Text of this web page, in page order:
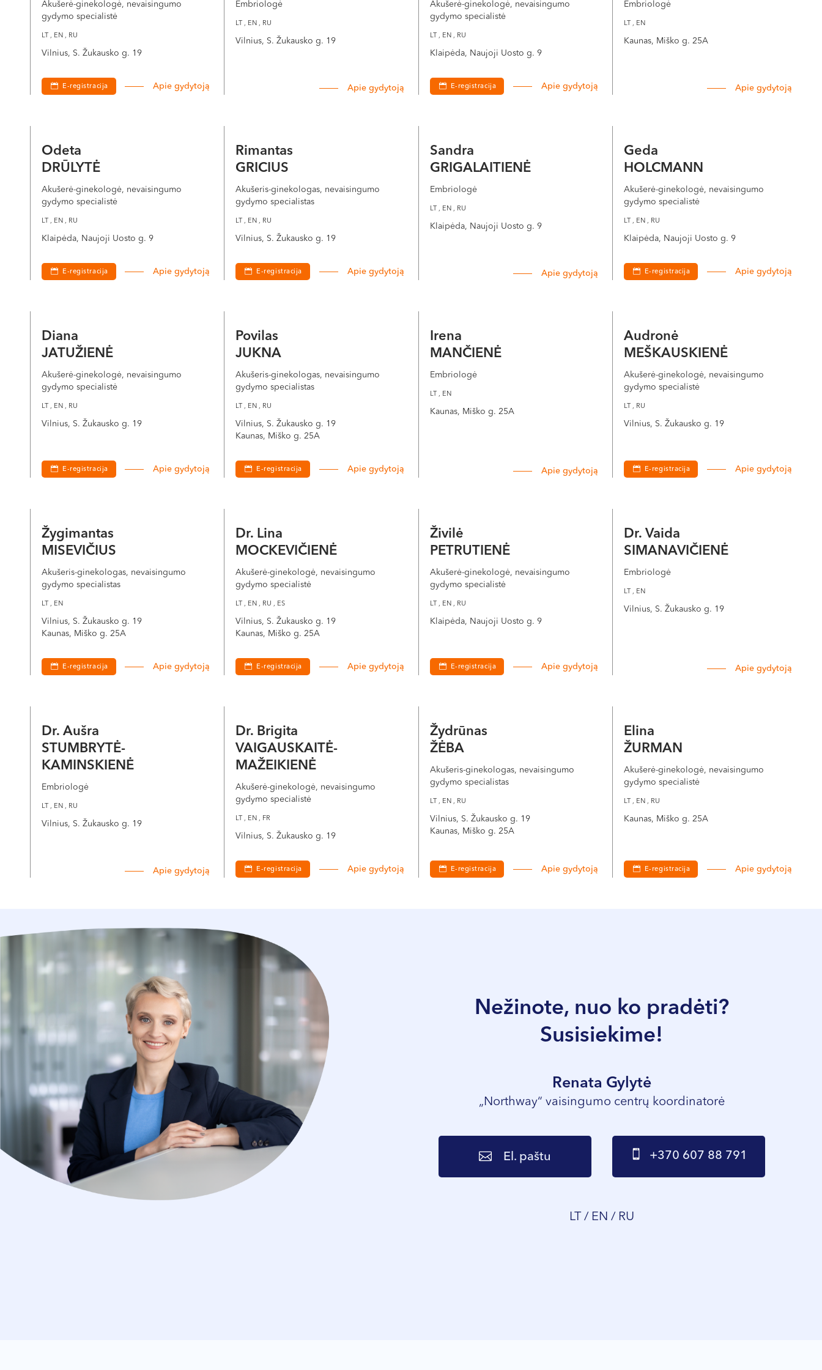
4. Kiaušialąsčių paėmimas – kiaušidžių punkcija
Kiaušidžių punkcija, tai procedūra, kurios metu, taikant bendrąją nejautrą, ultragarso kontrolėje per makštį specialia adata kiaušialąstės išsiurbiamos iš folikulų.
Kiaušialąsčių paėmimas yra minimaliai invazinė procedūra, kuri paprastai trunka mažiau nei 15 minučių. Kitą dieną pacientės paprastai gali atnaujinti įprastą veiklą.
5. Apvaisinimas laboratorijoje
tam tikroje temperatūroje ir drėgmėje. Po 16-18 valandų vertinama, ar įvyko apsivaisinimas.
Neretai pagalbinio apvaisinimo metu naudojama intracitoplazminė spermatozoido injekcija (ICSI). ICSI metu embriologas labai plona adata į kiekvieną kiaušialąstę
suleidžia vieną sveiką spermatozoidą, kad būtų pradėtas apvaisinimas. Šis metodas gali būti naudojamas, kai yra prasta partnerio spermos kokybė, nepakankamas
spermatozoidų kiekis ar yra kitų indikuotinų vaisingumo problemų.
6. Embrionų perkėlimas / šaldytų embrionų perkėlimas
parenkamas geriausios kokybės embrionas. Perkeliami gali būti antros-penktos dienos embrionai.
Perkėlimo metu, ultragarso kontrolėje gydytojas perkelia embrioną į gimdą naudojant mažą kateterį, nukreiptą per pacientės gimdos kaklelį. Procedūra paprastai yra
neskausminga, tačiau gali sukelti nedidelį maudimą.
Jei yra papildomų gyvybingų embrionų, kurie nenaudojami perkėlimo metu, jie gali likti užšaldyti vėlesniam naudojimui. Maždaug po dviejų savaičių pacientei bus atliktas
nėštumo testas, kad būtų patvirtintas nėštumas.
Akušerė-ginekologė, nevaisingumo
gydymo specialistė
LT , EN , RU
Vilnius, S. Žukausko g. 19
E-registracija Apie gydytoją
Embriologė
LT , EN , RU
Vilnius, S. Žukausko g. 19
Apie gydytoją
Akušerė-ginekologė, nevaisingumo
gydymo specialistė
LT , EN , RU
Klaipėda, Naujoji Uosto g. 9
E-registracija Apie gydytoją
Embriologė
LT , EN
Kaunas, Miško g. 25A
Apie gydytoją
Odeta
DRŪLYTĖ
Akušerė-ginekologė, nevaisingumo
gydymo specialistė
LT , EN , RU
Klaipėda, Naujoji Uosto g. 9
E-registracija Apie gydytoją
Rimantas
GRICIUS
Akušeris-ginekologas, nevaisingumo
gydymo specialistas
LT , EN , RU
Vilnius, S. Žukausko g. 19
E-registracija Apie gydytoją
Sandra
GRIGALAITIENĖ
Embriologė
LT , EN , RU
Klaipėda, Naujoji Uosto g. 9
Apie gydytoją
Geda
HOLCMANN
Akušerė-ginekologė, nevaisingumo
gydymo specialistė
LT , EN , RU
Klaipėda, Naujoji Uosto g. 9
E-registracija Apie gydytoją
Diana
JATUŽIENĖ
Akušerė-ginekologė, nevaisingumo
gydymo specialistė
LT , EN , RU
Vilnius, S. Žukausko g. 19
E-registracija Apie gydytoją
Povilas
JUKNA
Akušeris-ginekologas, nevaisingumo
gydymo specialistas
LT , EN , RU
Vilnius, S. Žukausko g. 19
Kaunas, Miško g. 25A
E-registracija Apie gydytoją
Irena
MANČIENĖ
Embriologė
LT , EN
Kaunas, Miško g. 25A
Apie gydytoją
Audronė
MEŠKAUSKIENĖ
Akušerė-ginekologė, nevaisingumo
gydymo specialistė
LT , RU
Vilnius, S. Žukausko g. 19
E-registracija Apie gydytoją
Žygimantas
MISEVIČIUS
Akušeris-ginekologas, nevaisingumo
gydymo specialistas
LT , EN
Vilnius, S. Žukausko g. 19
Kaunas, Miško g. 25A
E-registracija Apie gydytoją
Dr. Lina
MOCKEVIČIENĖ
Akušerė-ginekologė, nevaisingumo
gydymo specialistė
LT , EN , RU , ES
Vilnius, S. Žukausko g. 19
Kaunas, Miško g. 25A
E-registracija Apie gydytoją
Živilė
PETRUTIENĖ
Akušerė-ginekologė, nevaisingumo
gydymo specialistė
LT , EN , RU
Klaipėda, Naujoji Uosto g. 9
E-registracija Apie gydytoją
Dr. Vaida
SIMANAVIČIENĖ
Embriologė
LT , EN
Vilnius, S. Žukausko g. 19
Apie gydytoją
Dr. Aušra
STUMBRYTĖ-
KAMINSKIENĖ
Embriologė
LT , EN , RU
Vilnius, S. Žukausko g. 19
Apie gydytoją
Dr. Brigita
VAIGAUSKAITĖ-
MAŽEIKIENĖ
Akušerė-ginekologė, nevaisingumo
gydymo specialistė
LT , EN , FR
Vilnius, S. Žukausko g. 19
E-registracija Apie gydytoją
Žydrūnas
ŽĖBA
Akušeris-ginekologas, nevaisingumo
gydymo specialistas
LT , EN , RU
Vilnius, S. Žukausko g. 19
Kaunas, Miško g. 25A
E-registracija Apie gydytoją
Elina
ŽURMAN
Akušerė-ginekologė, nevaisingumo
gydymo specialistė
LT , EN , RU
Kaunas, Miško g. 25A
E-registracija Apie gydytoją
Nežinote, nuo ko pradėti?
Susisiekime!
Renata Gylytė
„Northway“ vaisingumo centrų koordinatorė
El. paštu +370 607 88 791
LT / EN / RU